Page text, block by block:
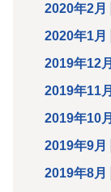
2020年2月
2020年1月
2019年12月
2019年11月
2019年10月
2019年9月
2019年8月